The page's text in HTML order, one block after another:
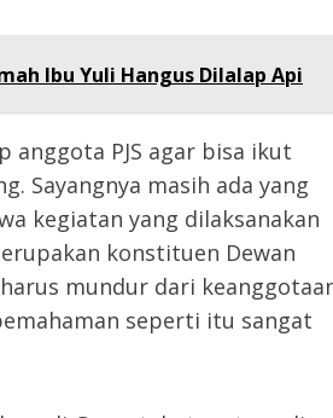
Ibu Yuli Hangus Dilalap Api
PJS agar bisa ikut
Sayangnya masih ada yang
kegiatan yang dilaksanakan
konstituen Dewan
mundur dari
seperti itu sangat